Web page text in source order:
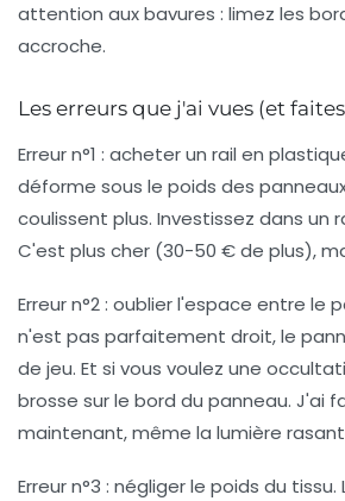
attention aux bavures : limez les
accroche.
Les erreurs que j'ai vues (et
Erreur n°1 : acheter un rail en
déforme sous le poids des
coulissent plus. Investissez dans un
C'est plus cher (30-50 € de plus),
Erreur n°2 : oublier l'espace entre le
n'est pas parfaitement droit, le
de jeu. Et si vous voulez une
brosse sur le bord du panneau. J'ai
maintenant, même la lumière
Erreur n°3 : négliger le poids du